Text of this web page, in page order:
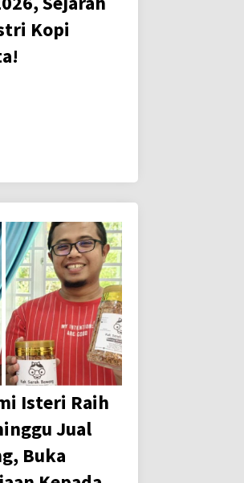
Kopi
Isteri Raih
Jual
Buka